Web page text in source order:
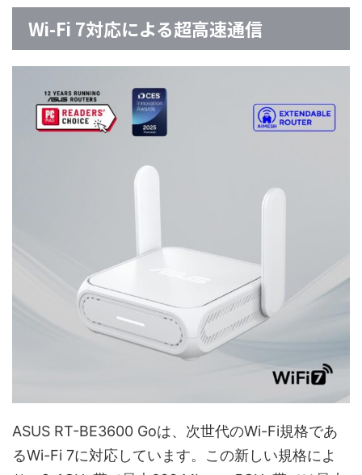
Wi-Fi 7対応による超高速通信
ASUS RT-BE3600 Goは、次世代のWi-Fi規格であ
るWi-Fi 7に対応しています。この新しい規格によ